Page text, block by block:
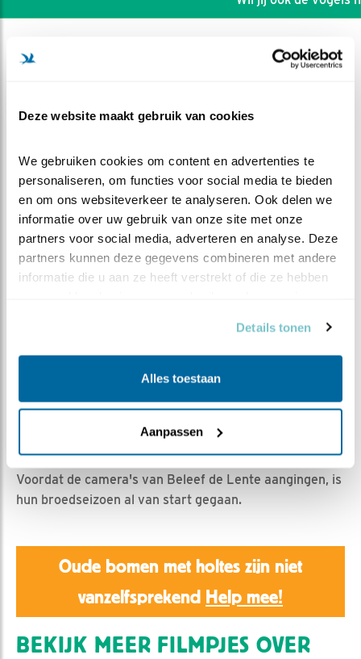
Deze website maakt gebruik van cookies
We gebruiken cookies om content en advertenties te
personaliseren, om functies voor social media te bieden
en om ons websiteverkeer te analyseren. Ook delen we
informatie over uw gebruik van onze site met onze
partners voor social media, adverteren en analyse. Deze
partners kunnen deze gegevens combineren met andere
informatie die u aan ze heeft verstrekt of die ze hebben
Details tonen
Alles toestaan
Aanpassen
DEEL DIT FILMPJE
Emil | Geplaatst op 16 februari 2019, 23:59 |
Bewaar dit filmpje|
1252x
Een (hernieuwde) kennismaking met het
bosuilenpaartje wat al jaren verblijft in de buurt van de
Meinweg in Limburg
Voordat de camera's van Beleef de Lente aangingen, is
hun broedseizoen al van start gegaan.
Oude bomen met holtes zijn niet
vanzelfsprekend Help mee!
BEKIJK MEER FILMPJES OVER